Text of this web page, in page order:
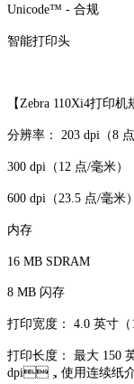
Unicode™ - 合规
智能打印头
【Zebra 110Xi4打印机
分辨率： 203 dpi（8
300 dpi（12 点/毫米）
600 dpi（23.5 点/毫米）
内存
16 MB SDRAM
8 MB 闪存
打印宽度： 4.0 英寸
打印长度： 最大 150
dpi，使用连续纸